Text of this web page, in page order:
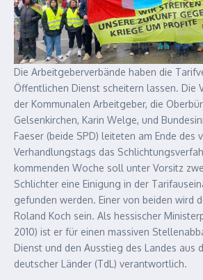
Die Arbeitgeberverbände haben die
Öffentlichen Dienst scheitern lassen. Die
der Kommunalen Arbeitgeber, die
Gelsenkirchen, Karin Welge, und
Faeser (beide SPD) leiteten am Ende des
Verhandlungstags das
kommenden Woche soll unter Vorsitz
Schlichter eine Einigung in der
gefunden werden. Einer von beiden wird
Roland Koch sein. Als hessischer
2010) ist er für einen massiven
Dienst und den Ausstieg des Landes aus
deutscher Länder (TdL) verantwortlich.